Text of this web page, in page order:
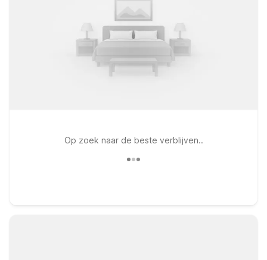
Op zoek naar de beste verblijven..